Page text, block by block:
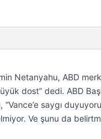
Netanyahu, ABD
dost” dedi. ABD
“Vance’e saygı
Ve şunu da